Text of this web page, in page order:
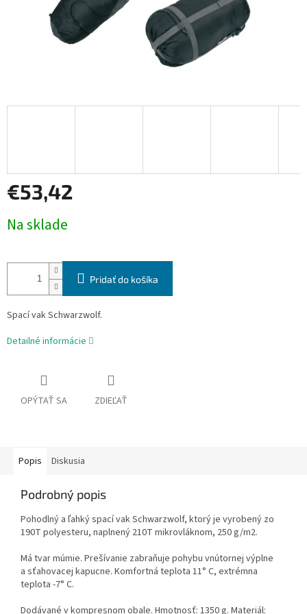
€53,42
cena:
Na sklade
Pridať do košíka
Spací vak Schwarzwolf.
Detailné informácie
OPÝTAŤ SA ZDIEĽAŤ
Popis Diskusia
Podrobný popis
Pohodlný a ľahký spací vak Schwarzwolf, ktorý je vyrobený zo
190T polyesteru, naplnený 210T mikrovláknom, 250 g/m2.
Má tvar múmie. Prešívanie zabraňuje pohybu vnútornej výplne
a sťahovacej kapucne. Komfortná teplota 11° C, extrémna
teplota -7° C.
Dodávané v kompresnom obale. Hmotnosť: 1350 g. Materiál: